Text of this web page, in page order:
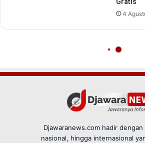
Djawaranews.com hadir
nasional, hingga internasional